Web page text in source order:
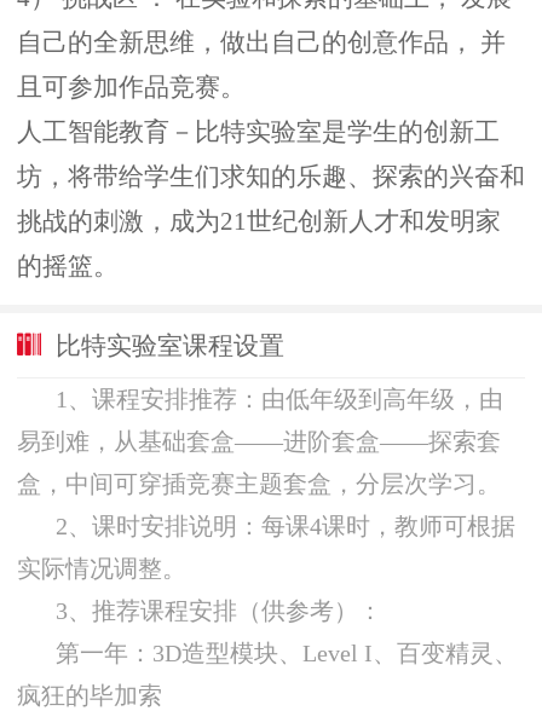
自己的全新思维，做出自己的创意作品， 并
且可参加作品竞赛。
人工智能教育－比特实验室是学生的创新工
坊，将带给学生们求知的乐趣、探索的兴奋和
挑战的刺激，成为21世纪创新人才和发明家
的摇篮。
比特实验室课程设置
1、课程安排推荐：由低年级到高年级，由
易到难，从基础套盒——进阶套盒——探索套
盒，中间可穿插竞赛主题套盒，分层次学习。
2、课时安排说明：每课4课时，教师可根据
实际情况调整。
3、推荐课程安排（供参考）：
第一年：3D造型模块、Level I、百变精灵、
疯狂的毕加索